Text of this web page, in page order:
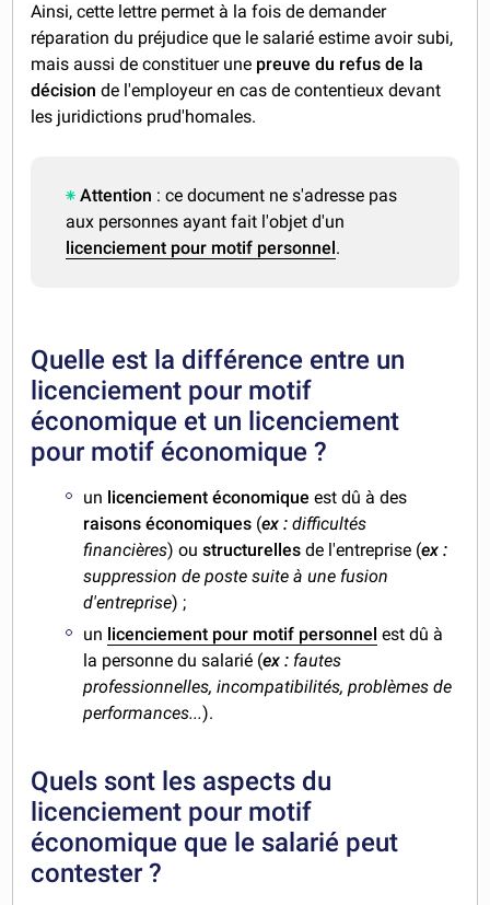
Ainsi, cette lettre permet à la fois de demander
réparation du préjudice que le salarié estime avoir subi,
mais aussi de constituer une preuve du refus de la
décision de l'employeur en cas de contentieux devant
les juridictions prud'homales.
Attention : ce document ne s'adresse pas
aux personnes ayant fait l'objet d'un
licenciement pour motif personnel.
Quelle est la différence entre un
licenciement pour motif
économique et un licenciement
pour motif économique ?
un licenciement économique est dû à des
raisons économiques (ex : difficultés
financières) oustructurellesde l'entreprise (ex :
suppression de poste suite à une fusion
d'entreprise) ;
un licenciement pour motif personnel est dû à
la personne du salarié (ex : fautes
professionnelles, incompatibilités, problèmes de
performances...).
Quels sont les aspects du
licenciement pour motif
économique que le salarié peut
contester ?